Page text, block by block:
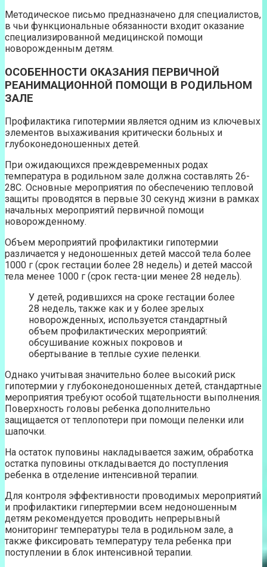
Методическое письмо предназначено для специалистов,
в чьи функциональные обязанности входит оказание
специализированной медицинской помощи
новорожденным детям.
ОСОБЕННОСТИ ОКАЗАНИЯ ПЕРВИЧНОЙ
РЕАНИМАЦИОННОЙ ПОМОЩИ В РОДИЛЬНОМ
ЗАЛЕ
Профилактика гипотермии является одним из ключевых
элементов выхаживания критически больных и
глубоконедоношенных детей.
При ожидающихся преждевременных родах
температура в родильном зале должна составлять 26-
28С. Основные мероприятия по обеспечению тепловой
защиты проводятся в первые 30 секунд жизни в рамках
начальных мероприятий первичной помощи
новорожденному.
Объем мероприятий профилактики гипотермии
различается у недоношенных детей массой тела более
1000 г (срок гестации более 28 недель) и детей массой
тела менее 1000 г (срок геста-ции менее 28 недель).
У детей, родившихся на сроке гестации более
28 недель, также как и у более зрелых
новорожденных, используется стандартный
объем профилактических мероприятий:
обсушивание кожных покровов и
обертывание в теплые сухие пеленки.
Однако учитывая значительно более высокий риск
гипотермии у глубоконедоношенных детей, стандартные
мероприятия требуют особой тщательности выполнения.
Поверхность головы ребенка дополнительно
защищается от теплопотери при помощи пеленки или
шапочки.
На остаток пуповины накладывается зажим, обработка
остатка пуповины откладывается до поступления
ребенка в отделение интенсивной терапии.
Для контроля эффективности проводимых мероприятий
и профилактики гипертермии всем недоношенным
детям рекомендуется проводить непрерывный
мониторинг температуры тела в родильном зале, а
также фиксировать температуру тела ребенка при
поступлении в блок интенсивной терапии.